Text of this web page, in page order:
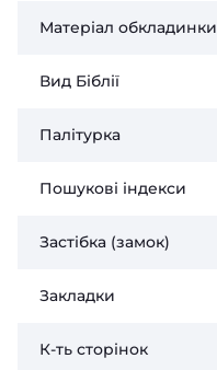
Матеріал обкладинки
Вид Біблії
Палітурка
Пошукові індекси
Застібка (замок)
Закладки
К-ть сторінок